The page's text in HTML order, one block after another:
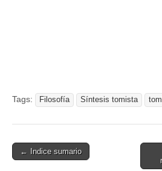
Tags: Filosofía Síntesis tomista
Post
← Indice sumario